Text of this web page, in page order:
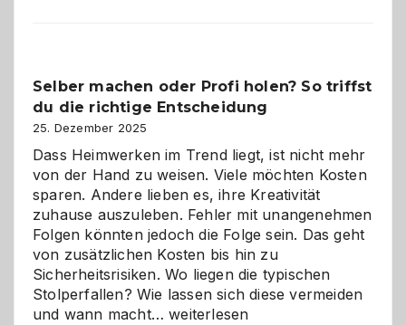
Herausforderungen
und
Zukunft
Selber machen oder Profi holen? So triffst
du die richtige Entscheidung
25. Dezember 2025
Dass Heimwerken im Trend liegt, ist nicht mehr
von der Hand zu weisen. Viele möchten Kosten
sparen. Andere lieben es, ihre Kreativität
zuhause auszuleben. Fehler mit unangenehmen
Folgen könnten jedoch die Folge sein. Das geht
von zusätzlichen Kosten bis hin zu
Sicherheitsrisiken. Wo liegen die typischen
Stolperfallen? Wie lassen sich diese vermeiden
und wann macht…Selber
weiterlesen